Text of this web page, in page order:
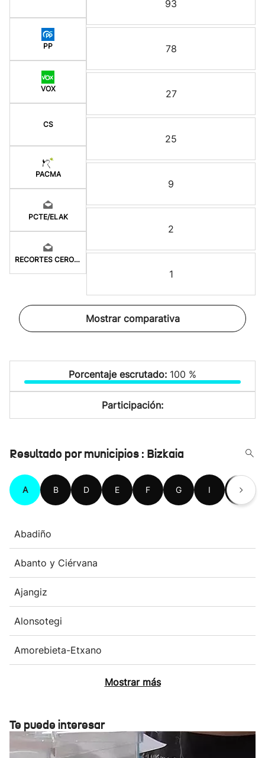
PP
VOX
CS
PACMA
PCTE/ELAK
RECORTES CERO-GV
93
78
27
25
9
2
1
Mostrar comparativa
Porcentaje escrutado: 100 %
Participación:
Resultado por municipios : Bizkaia
A B D E F G I K
Abadiño
Abanto y Ciérvana
Ajangiz
Alonsotegi
Amorebieta-Etxano
Mostrar más
Te puede interesar